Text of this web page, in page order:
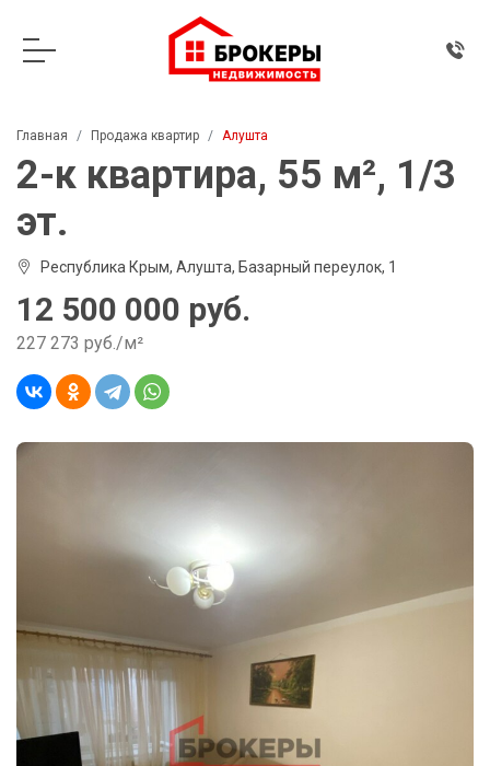
Главная Продажа квартир Алушта
2-к квартира, 55 м², 1/3
эт.
Республика Крым, Алушта, Базарный переулок, 1
12 500 000 руб.
227 273 руб./м²